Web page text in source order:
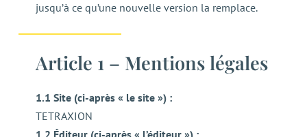
jusqu’à ce qu’une nouvelle version la remplace.
Article 1 – Mentions légales
1.1 Site (ci-après « le site ») :
TETRAXION
1.2 Éditeur (ci-après « l’éditeur ») :